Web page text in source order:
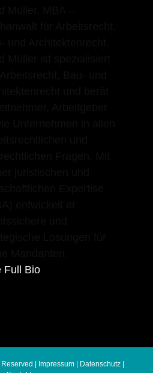
Full Bio
| Impressum | Datenschutz |